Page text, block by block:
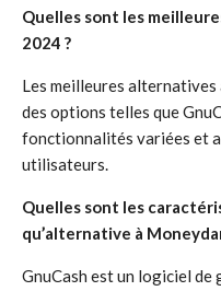
Quelles sont les
2024 ?
Les meilleures
des options telles que
fonctionnalités variées et
utilisateurs.
Quelles sont les
qu’alternative à
GnuCash est un logiciel